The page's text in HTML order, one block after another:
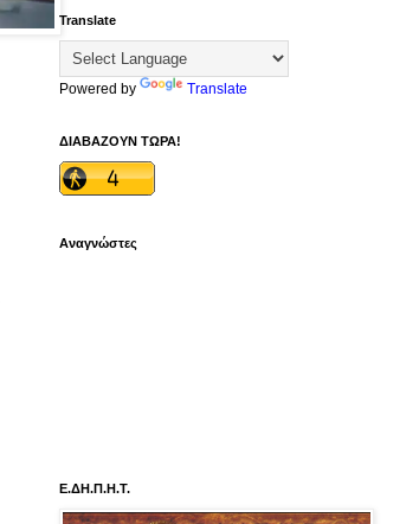
Translate
Powered by Translate
ΔΙΑΒΑΖΟΥΝ ΤΩΡΑ!
Αναγνώστες
Ε.ΔΗ.Π.Η.Τ.